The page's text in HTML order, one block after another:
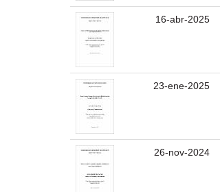
16-abr-2025
23-ene-2025
26-nov-2024